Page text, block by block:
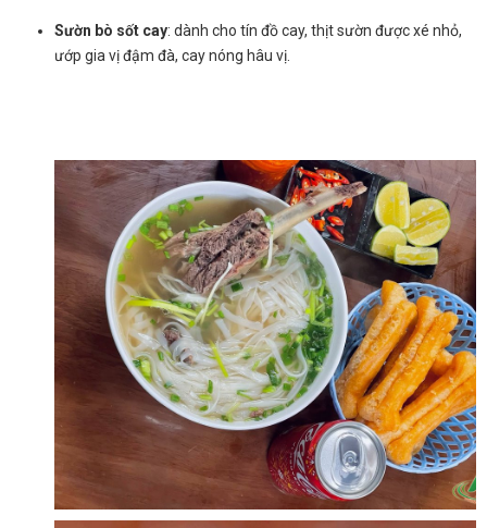
Sườn bò sốt cay: dành cho tín đồ cay, thịt sườn được xé nhỏ,
ướp gia vị đậm đà, cay nóng hâu vị.